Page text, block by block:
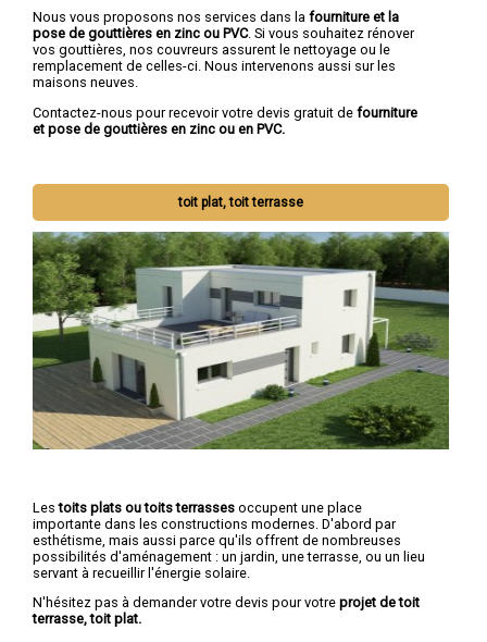
Nous vous proposons nos services dans la fourniture et la
pose de gouttières en zinc ou PVC. Si vous souhaitez rénover
vos gouttières, nos couvreurs assurent le nettoyage ou le
remplacement de celles-ci. Nous intervenons aussi sur les
maisons neuves.
Contactez-nous pour recevoir votre devis gratuit de fourniture
et pose de gouttières en zinc ou en PVC.
toit plat, toit terrasse
Lestoits plats ou toits terrasses occupent une place
importante dans les constructions modernes. D'abord par
esthétisme, mais aussi parce qu'ils offrent de nombreuses
possibilités d'aménagement : un jardin, une terrasse, ou un lieu
servant à recueillir l'énergie solaire.
N'hésitez pas à demander votre devis pour votre projet de toit
terrasse, toit plat.